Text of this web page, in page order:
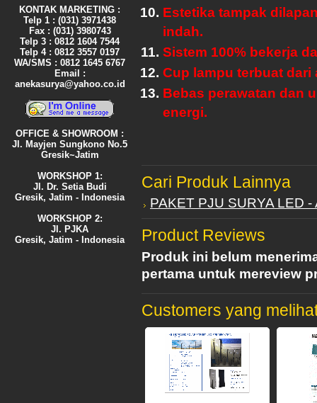
KONTAK MARKETING :
Telp 1 : (031) 3971438
Fax : (031) 3980743
Telp 3 : 0812 1604 7544
Telp 4 : 0812 3557 0197
WA/SMS : 0812 1645 6767
Email :
anekasurya@yahoo.co.id
OFFICE & SHOWROOM :
Jl. Mayjen Sungkono No.5
Gresik~Jatim
WORKSHOP 1:
Jl. Dr. Setia Budi
Gresik, Jatim - Indonesia
WORKSHOP 2:
Jl. PJKA
Gresik, Jatim - Indonesia
Estetika tampak
indah.
Sistem 100% bekerja
Cup lampu terbuat
Bebas perawatan dan
energi.
Cari Produk Lainnya
PAKET PJU SURYA LED
Product Reviews
Produk ini belum
pertama untuk mereview
Customers yang